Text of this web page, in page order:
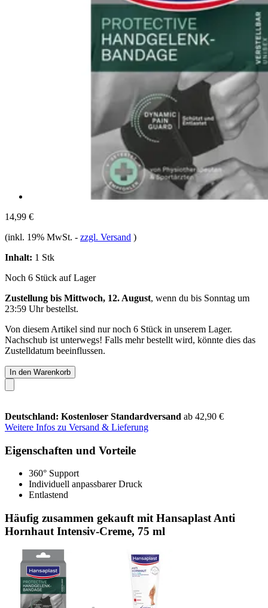
14,99 €
(inkl. 19% MwSt. - zzgl. Versand )
Inhalt: 1 Stk
Noch 6 Stück auf Lager
Zustellung bis Mittwoch, 12. August, wenn du bis Sonntag um
23:59 Uhrbestellst.
Von diesem Artikel sind nur noch 6 Stück in unserem Lager.
Nachschub ist unterwegs! Falls mehr bestellt wird, könnte dies das
Zustelldatum beeinflussen.
In den Warenkorb
Deutschland: Kostenloser Standardversand ab 42,90 €
Weitere Infos zu Versand & Lieferung
Eigenschaften und Vorteile
360° Support
Individuell anpassbarer Druck
Entlastend
Häufig zusammen gekauft mit Hansaplast Anti
Hornhaut Intensiv-Creme, 75 ml